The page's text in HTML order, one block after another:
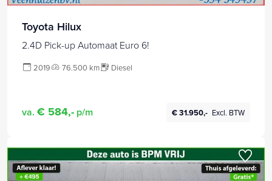
Toyota Hilux
2.4D Pick-up Automaat Euro 6!
2019 76.500 km Diesel
va. € 584,- p/m € 31.950,- Excl. BTW